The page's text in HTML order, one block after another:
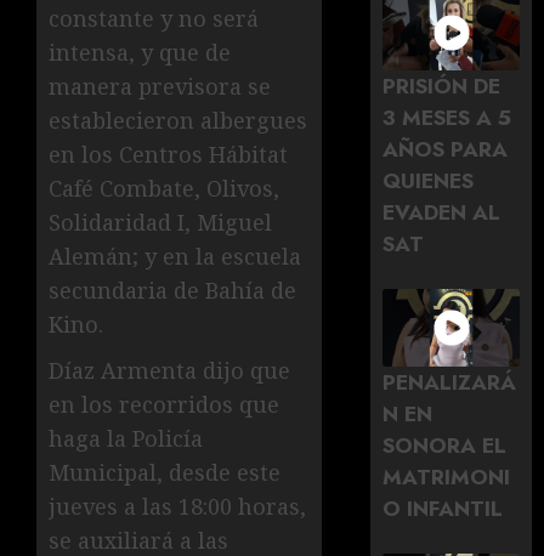
constante y no será
intensa, y que de
manera previsora se
establecieron albergues
en los Centros Hábitat
Café Combate, Olivos,
Solidaridad I, Miguel
Alemán; y en la escuela
secundaria de Bahía de
Kino.
Díaz Armenta dijo que
en los recorridos que
haga la Policía
Municipal, desde este
jueves a las 18:00 horas,
se auxiliará a las
PRISIÓN DE
3 MESES A 5
AÑOS PARA
QUIENES
EVADEN AL
SAT
PENALIZARÁ
N EN
SONORA EL
MATRIMONI
O INFANTIL